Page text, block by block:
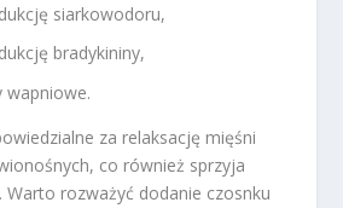
siarkowodoru,
bradykininy,
wapniowe.
za relaksację mięśni
co również sprzyja
Warto rozważyć dodanie czosnku